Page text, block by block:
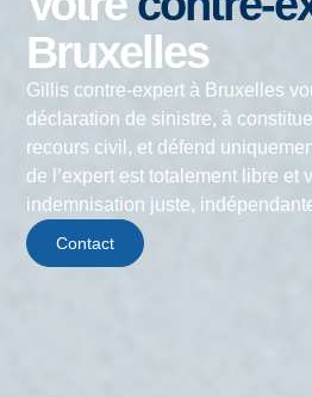
Bruxelles
Gillis contre-expert à Bruxelles
déclaration de sinistre, à
recours civil, et défend
de l’expert est totalement libre et
indemnisation juste,
Contact